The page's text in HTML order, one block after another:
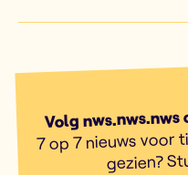
Volg
7 op 7 nieuws voor
gezien?